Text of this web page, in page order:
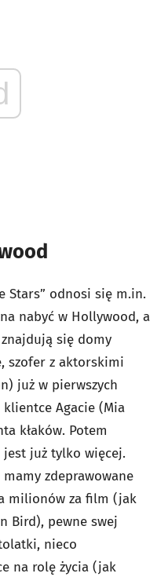
Stars” odnosi się m.in.
nabyć w Hollywood, a
się domy
szofer z aktorskimi
już w pierwszych
Agacie (Mia
kłaków. Potem
jest już tylko więcej.
mamy zdeprawowane
milionów za film (jak
Bird), pewne swej
nieco
na rolę życia (jak